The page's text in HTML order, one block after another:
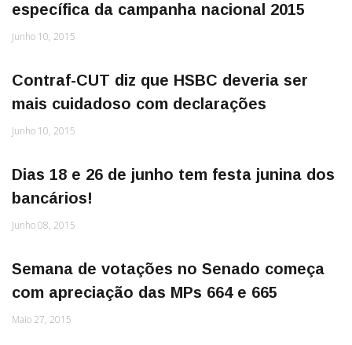
específica da campanha nacional 2015
Junho 10, 2015
Contraf-CUT diz que HSBC deveria ser
mais cuidadoso com declarações
Junho 10, 2015
Dias 18 e 26 de junho tem festa junina dos
bancários!
Junho 08, 2015
Semana de votações no Senado começa
com apreciação das MPs 664 e 665
Maio 27, 2015